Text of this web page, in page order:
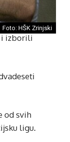
Foto: HŠK Zrinjski
i izborili
od svih
ligu.